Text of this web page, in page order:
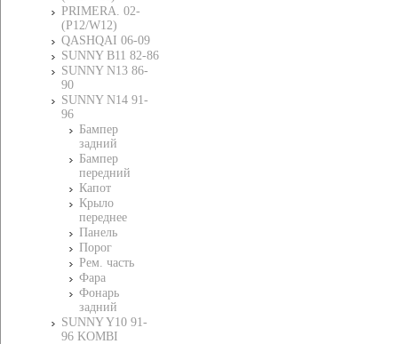
PRIMERA. 02-
(P12/W12)
QASHQAI 06-09
SUNNY B11 82-86
SUNNY N13 86-
90
SUNNY N14 91-
96
Бампер
задний
Бампер
передний
Капот
Крыло
переднее
Панель
Порог
Рем. часть
Фара
Фонарь
задний
SUNNY Y10 91-
96 KOMBI